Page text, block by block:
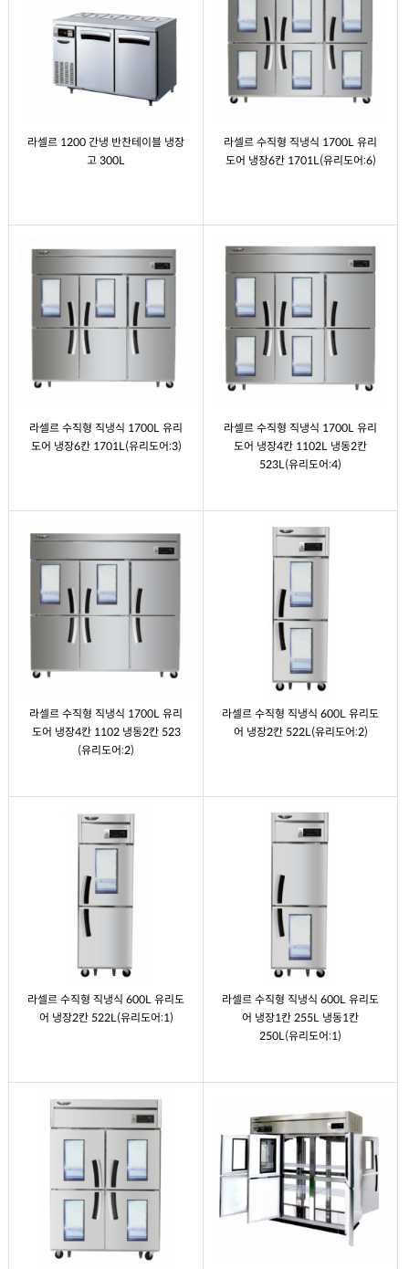
라셀르 1200 간냉 반찬테이블 냉장
고 300L
라셀르 수직형 직냉식 1700L 유리
도어 냉장6칸 1701L(유리도어:6)
라셀르 수직형 직냉식 1700L 유리
도어 냉장6칸 1701L(유리도어:3)
라셀르 수직형 직냉식 1700L 유리
도어 냉장4칸 1102L 냉동2칸
523L(유리도어:4)
라셀르 수직형 직냉식 1700L 유리
도어 냉장4칸 1102 냉동2칸 523
(유리도어:2)
라셀르 수직형 직냉식 600L 유리도
어 냉장2칸 522L(유리도어:2)
라셀르 수직형 직냉식 600L 유리도
어 냉장2칸 522L(유리도어:1)
라셀르 수직형 직냉식 600L 유리도
어 냉장1칸 255L 냉동1칸
250L(유리도어:1)